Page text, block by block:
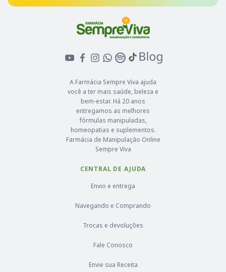
A Farmácia Sempre Viva ajuda
você a ter mais saúde, beleza e
bem-estar. Há 20 anos
entregamos as melhores
fórmulas manipuladas,
homeopatias e suplementos.
Farmácia de Manipulação Online
Sempre Viva
CENTRAL DE AJUDA
Envio e entrega
Navegando e Comprando
Trocas e devoluções
Fale Conosco
Envie sua Receita